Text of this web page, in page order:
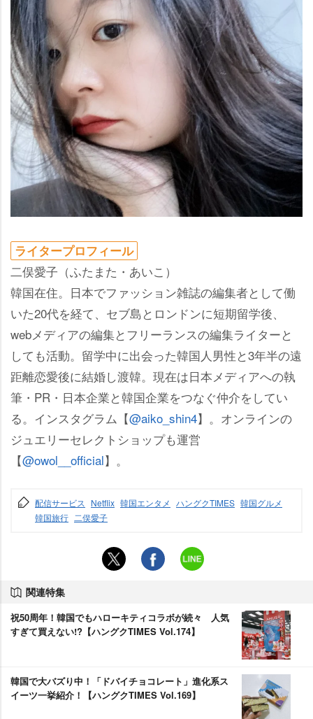
ライタープロフィール
二俣愛子（ふたまた・あいこ）
韓国在住。日本でファッション雑誌の編集者として働
いた20代を経て、セブ島とロンドンに短期留学後、
webメディアの編集とフリーランスの編集ライターと
しても活動。留学中に出会った韓国人男性と3年半の遠
距離恋愛後に結婚し渡韓。現在は日本メディアへの執
筆・PR・日本企業と韓国企業をつなぐ仲介をしてい
る。インスタグラム【@aiko_shin4】。オンラインの
ジュエリーセレクトショップも運営
【@owol__official】。
配信サービス Netflix 韓国エンタメ ハングクTIMES 韓国グルメ
韓国旅行 二俣愛子
関連特集
祝50周年！韓国でもハローキティコラボが続々 人気
すぎて買えない!?【ハングクTIMES Vol.174】
韓国で大バズり中！「ドバイチョコレート」進化系ス
イーツ一挙紹介！【ハングクTIMES Vol.169】